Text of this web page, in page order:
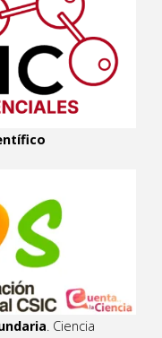
. Ciencia